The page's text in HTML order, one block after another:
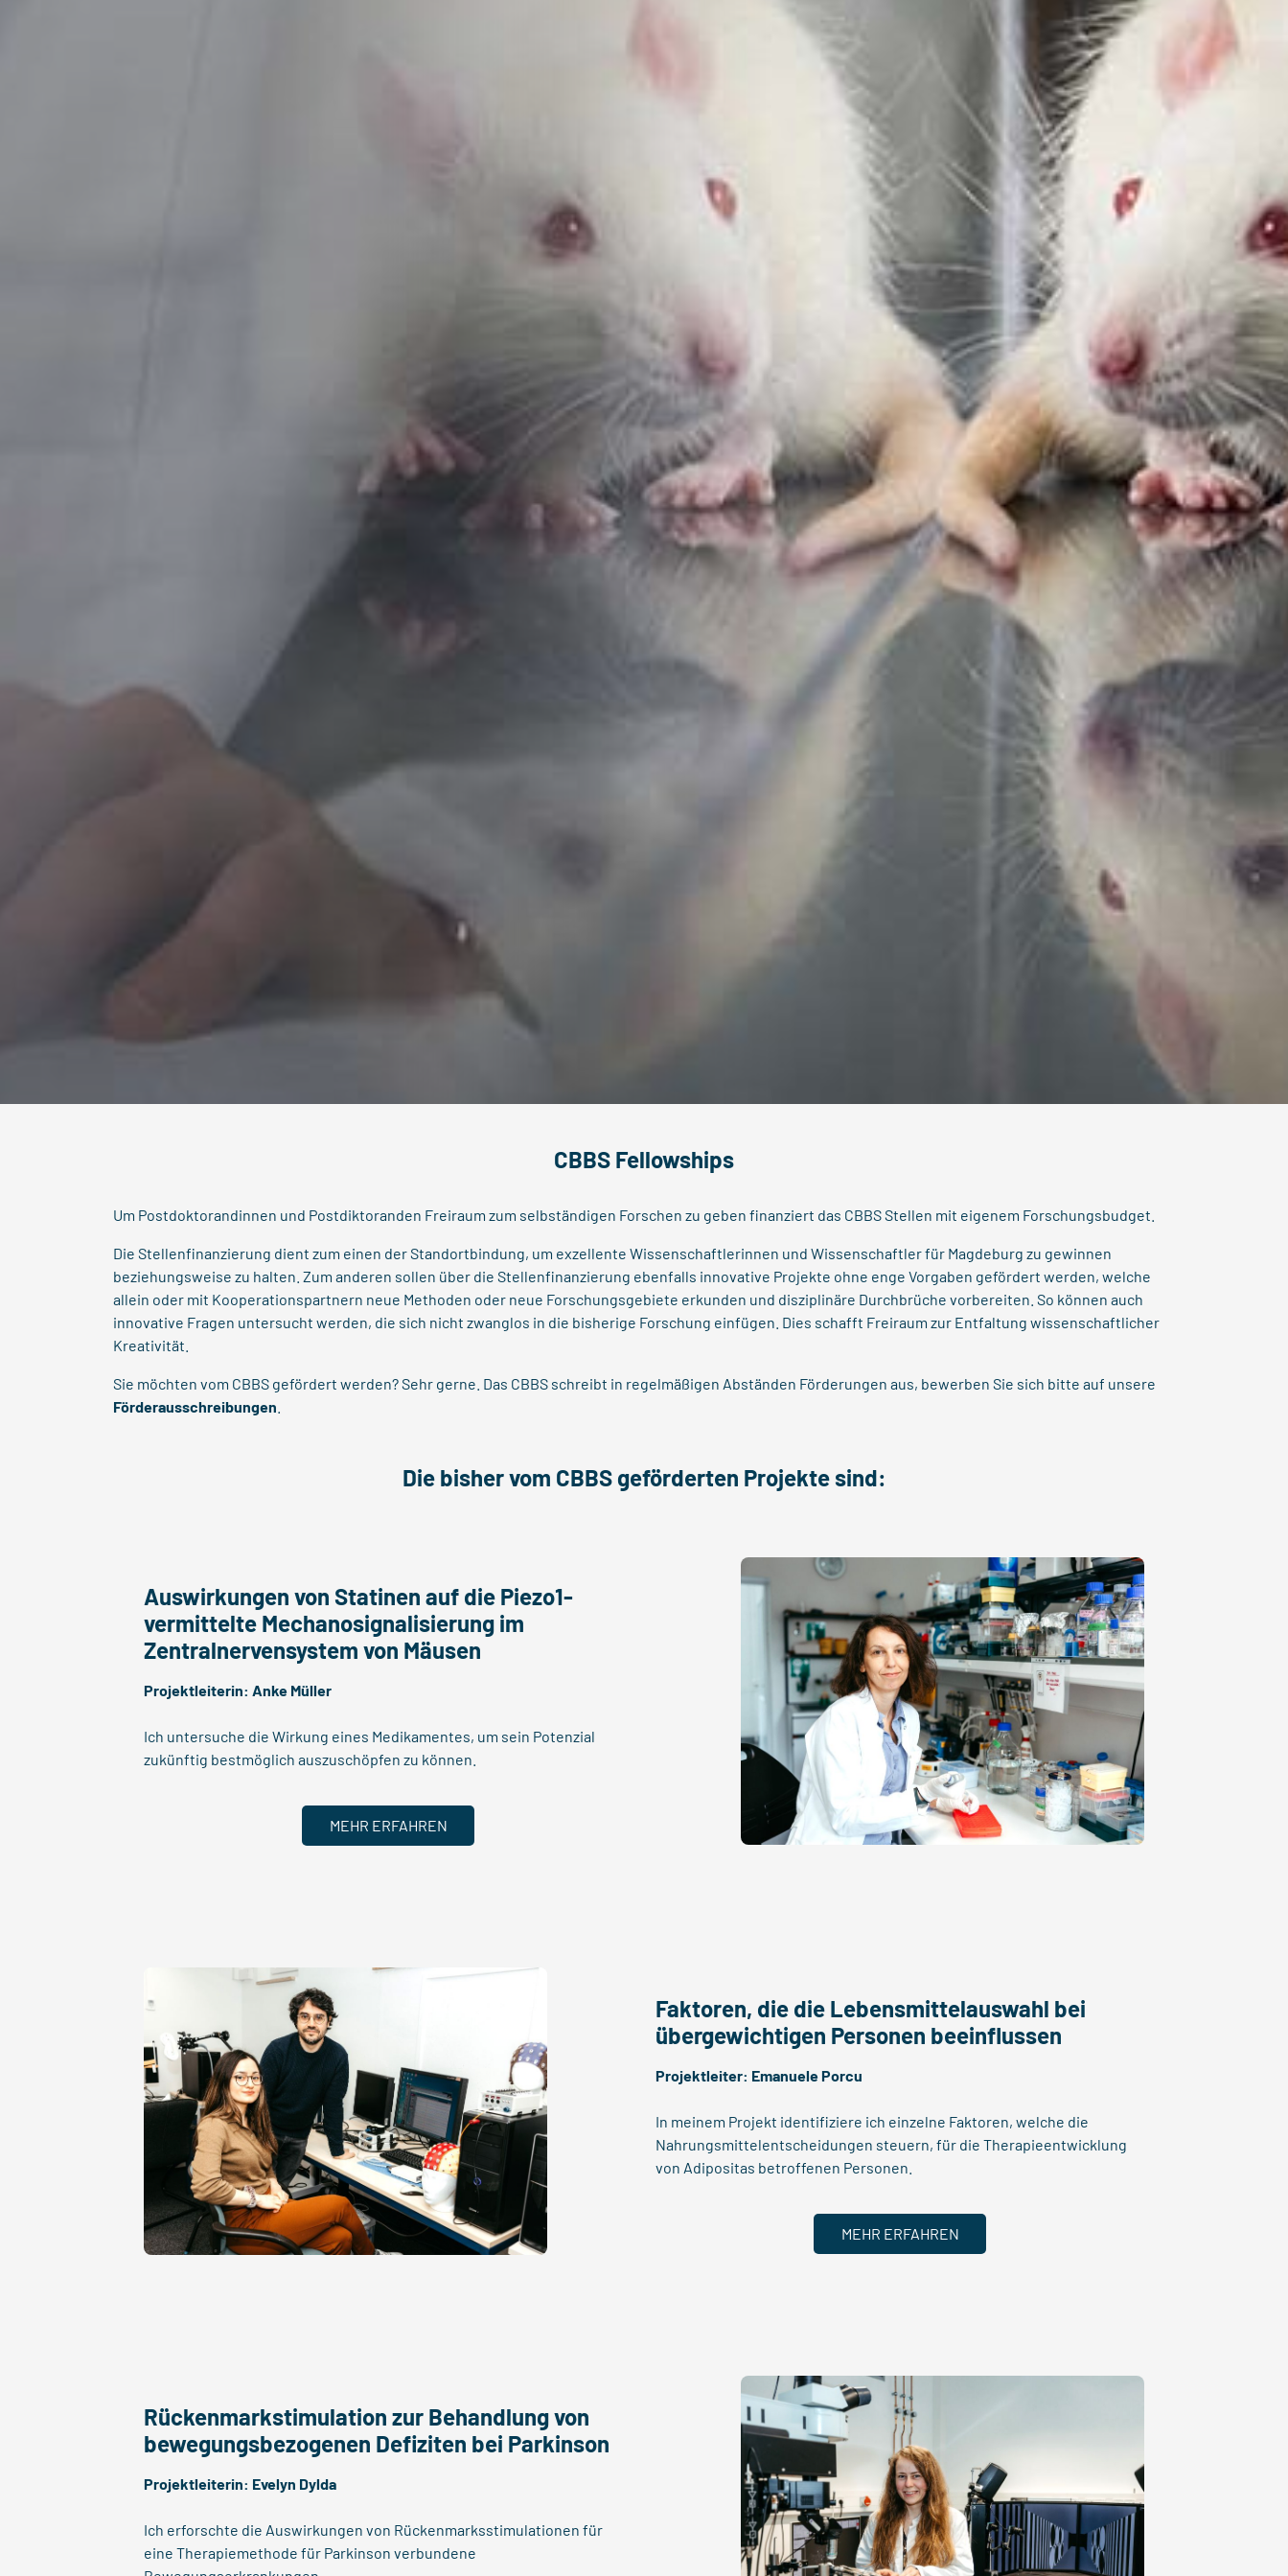
CBBS Fellowships
Um Postdoktorandinnen und Postdiktoranden Freiraum zum selbständigen Forschen zu geben finanziert das CBBS Stellen mit eigenem Forschungsbudget.
Die Stellenfinanzierung dient zum einen der Standortbindung, um exzellente Wissenschaftlerinnen und Wissenschaftler für Magdeburg zu gewinnen
beziehungsweise zu halten. Zum anderen sollen über die Stellenfinanzierung ebenfalls innovative Projekte ohne enge Vorgaben gefördert werden, welche
allein oder mit Kooperationspartnern neue Methoden oder neue Forschungsgebiete erkunden und disziplinäre Durchbrüche vorbereiten. So können auch
innovative Fragen untersucht werden, die sich nicht zwanglos in die bisherige Forschung einfügen. Dies schafft Freiraum zur Entfaltung wissenschaftlicher
Kreativität.
Sie möchten vom CBBS gefördert werden? Sehr gerne. Das CBBS schreibt in regelmäßigen Abständen Förderungen aus, bewerben Sie sich bitte auf unsere
Förderausschreibungen
Die bisher vom CBBS geförderten Projekte sind:
Auswirkungen von Statinen auf die Piezo1-
vermittelte Mechanosignalisierung im
Zentralnervensystem von Mäusen
Projektleiterin: Anke Müller
Ich untersuche die Wirkung eines Medikamentes, um sein Potenzial
zukünftig bestmöglich auszuschöpfen zu können.
MEHR ERFAHREN
Faktoren, die die Lebensmittelauswahl bei
übergewichtigen Personen beeinflussen
Projektleiter: Emanuele Porcu
In meinem Projekt identifiziere ich einzelne Faktoren, welche die
Nahrungsmittelentscheidungen steuern, für die Therapieentwicklung
von Adipositas betroffenen Personen.
MEHR ERFAHREN
Rückenmarkstimulation zur Behandlung von
bewegungsbezogenen Defiziten bei Parkinson
Projektleiterin: Evelyn Dylda
Ich erforschte die Auswirkungen von Rückenmarksstimulationen für
eine Therapiemethode für Parkinson verbundene